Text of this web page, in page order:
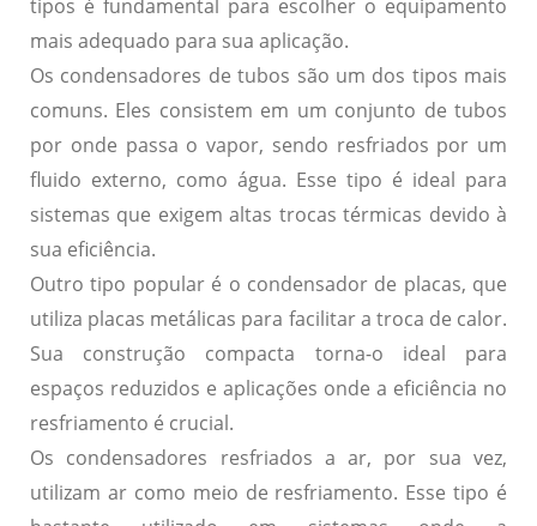
tipos é fundamental para escolher o equipamento
mais adequado para sua aplicação.
Os condensadores de tubos são um dos tipos mais
comuns. Eles consistem em um conjunto de tubos
por onde passa o vapor, sendo resfriados por um
fluido externo, como água. Esse tipo é ideal para
sistemas que exigemaltas trocas térmicas devido à
sua eficiência.
Outro tipo popular é o condensador de placas, que
utiliza placas metálicas para facilitar a troca de calor.
Sua construção compacta torna-o ideal para
espaços reduzidos e aplicações onde a eficiência no
resfriamento é crucial.
Os condensadores resfriados a ar, por sua vez,
utilizam ar como meio de resfriamento. Esse tipo é